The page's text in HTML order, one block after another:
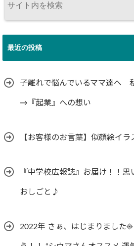
最近の投稿
子離れで悩んでいるママ達へ
→『起業』への想い
【お客様のお言葉】似顔絵イラ
『中学校広報誌』お届け！！
おしごと♪
2022年 さぁ、はじまりました